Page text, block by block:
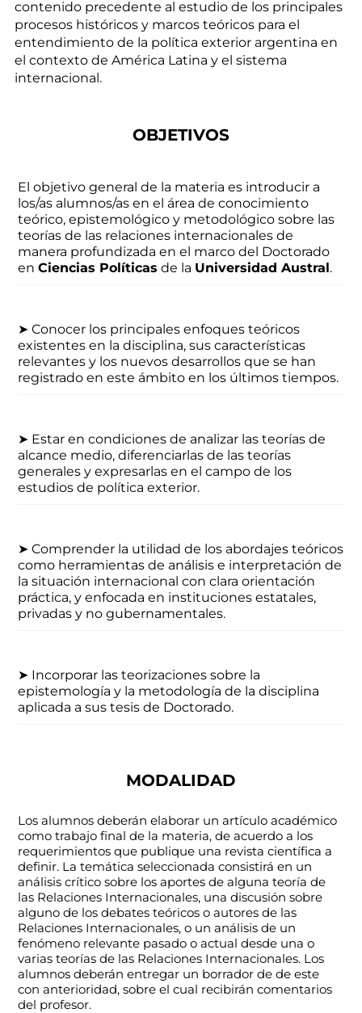
contenido precedente al estudio de los principales
procesos históricos y marcos teóricos para el
entendimiento de la política exterior argentina en
el contexto de América Latina y el sistema
internacional.
OBJETIVOS
El objetivo general de la materia es introducir a
los/as alumnos/as en el área de conocimiento
teórico, epistemológico y metodológico sobre las
teorías de las relaciones internacionales de
manera profundizada en el marco del Doctorado
enCiencias Políticas de la Universidad Austral.
➤Conocer los principales enfoques teóricos
existentes en la disciplina, sus características
relevantes y los nuevos desarrollos que se han
registrado en este ámbito en los últimos tiempos.
➤ Estar en condiciones de analizar las teorías de
alcance medio, diferenciarlas de las teorías
generales y expresarlas en el campo de los
estudios de política exterior.
➤Comprender la utilidad de los abordajes teóricos
como herramientas de análisis e interpretación de
la situación internacional con clara orientación
práctica, y enfocada en instituciones estatales,
privadas y no gubernamentales.
➤ Incorporar las teorizaciones sobre la
epistemología y la metodología de la disciplina
aplicada a sus tesis de Doctorado.
MODALIDAD
Los alumnos deberán elaborar un artículo académico
como trabajo final de la materia, de acuerdo a los
requerimientos que publique una revista científica a
definir. La temática seleccionada consistirá en un
análisis crítico sobre los aportes de alguna teoría de
las Relaciones Internacionales, una discusión sobre
alguno de los debates teóricos o autores de las
Relaciones Internacionales, o un análisis de un
fenómeno relevante pasado o actual desde una o
varias teorías de las Relaciones Internacionales. Los
alumnos deberán entregar un borrador de de este
con anterioridad, sobre el cual recibirán comentarios
del profesor.